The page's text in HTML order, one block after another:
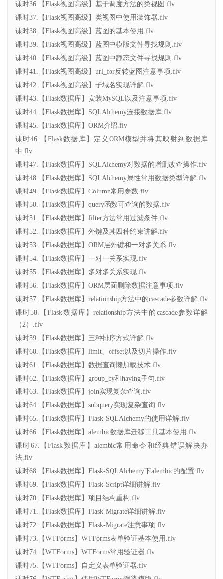
课时36.【Flask视图高级】基于调度方法的类视图.flv
课时37.【Flask视图高级】类视图中使用装饰器.flv
课时38.【Flask视图高级】蓝图的基本使用.flv
课时39.【Flask视图高级】蓝图中模版文件寻找规则.flv
课时40.【Flask视图高级】蓝图中静态文件寻找规则.flv
课时41.【Flask视图高级】url_for反转蓝图注意事项.flv
课时42.【Flask视图高级】子域名实现详解.flv
课时43.【Flask数据库】安装MySQL以及注意事项.flv
课时44.【Flask数据库】SQLAlchemy连接数据库.flv
课时45.【Flask数据库】ORM介绍.flv
课时46.【Flask数据库】定义ORM模型并将其映射到数据库
中.flv
课时47.【Flask数据库】SQLAlchemy对数据的增删改查操作.flv
课时48.【Flask数据库】SQLAlchemy属性常用数据类型详解.flv
课时49.【Flask数据库】Column常用参数.flv
课时50.【Flask数据库】query函数可查询的数据.flv
课时51.【Flask数据库】filter方法常用过滤条件.flv
课时52.【Flask数据库】外键及其四种约束讲解.flv
课时53.【Flask数据库】ORM层外键和一对多关系.flv
课时54.【Flask数据库】一对一关系实现.flv
课时55.【Flask数据库】多对多关系实现.flv
课时56.【Flask数据库】ORM层面删除数据注意事项.flv
课时57.【Flask数据库】relationship方法中的cascade参数详解.flv
课时58.【Flask数据库】relationship方法中的cascade参数详解
（2）.flv
课时59.【Flask数据库】三种排序方式详解.flv
课时60.【Flask数据库】limit、offset以及切片操作.flv
课时61.【Flask数据库】数据查询懒加载技术.flv
课时62.【Flask数据库】group_by和having子句.flv
课时63.【Flask数据库】join实现复杂查询.flv
课时64.【Flask数据库】subquery实现复杂查询.flv
课时65.【Flask数据库】Flask-SQLAlchemy的使用详解.flv
课时66.【Flask数据库】alembic数据库迁移工具基本使用.flv
课时67.【Flask数据库】alembic常用命令和经典错误解决办
法.flv
课时68.【Flask数据库】Flask-SQLAlchemy下alembic的配置.flv
课时69.【Flask数据库】Flask-Script详细讲解.flv
课时70.【Flask数据库】项目结构重构.flv
课时71.【Flask数据库】Flask-Migrate详细讲解.flv
课时72.【Flask数据库】Flask-Migrate注意事项.flv
课时73.【WTForms】WTForms表单验证基本使用.flv
课时74.【WTForms】WTForms常用验证器.flv
课时75.【WTForms】自定义表单验证器.flv